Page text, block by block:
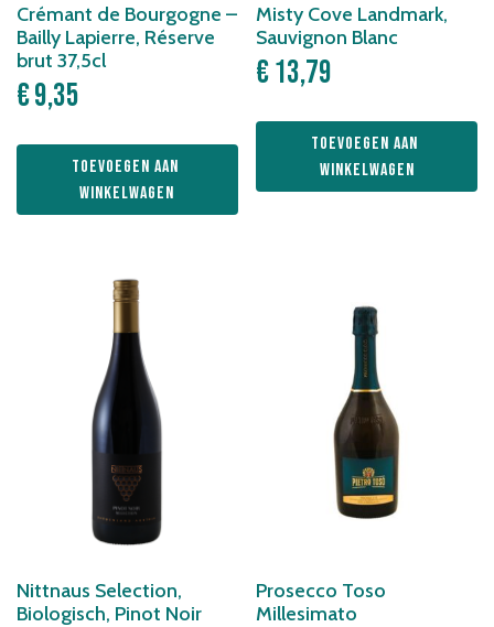
Crémant de Bourgogne –
Bailly Lapierre, Réserve
brut 37,5cl
€9,35
Toevoegen aan
winkelwagen
Misty Cove Landmark,
Sauvignon Blanc
€13,79
Toevoegen aan
winkelwagen
Nittnaus Selection,
Biologisch, Pinot Noir
Prosecco Toso
Millesimato